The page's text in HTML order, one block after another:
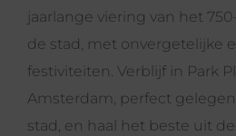
jaarlange viering van het
de stad, met onvergetelijke
festiviteiten. Verblijf in Park
Amsterdam, perfect
stad, en haal het beste uit